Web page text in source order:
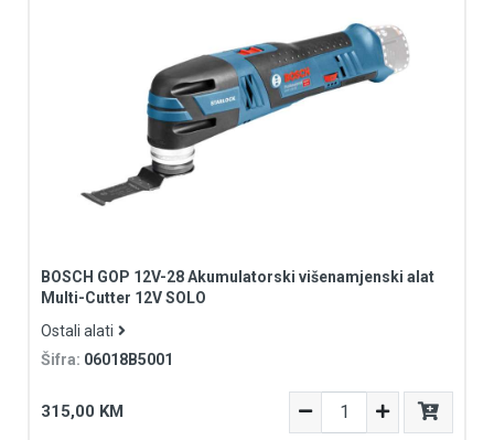
BOSCH GOP 12V-28 Akumulatorski višenamjenski alat
Multi-Cutter 12V SOLO
Ostali alati
Šifra: 06018B5001
315,00 KM